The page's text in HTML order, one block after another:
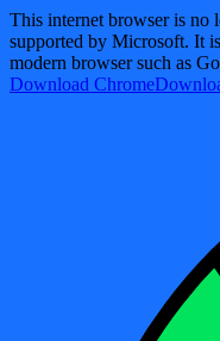
This internet browser is no
supported by Microsoft. It
modern browser such as
Download Chrome